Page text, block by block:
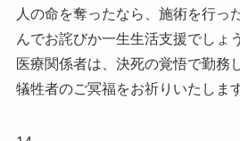
人の命を奪ったなら、施術を行っ
んでお詫びか一生生活支援でしょう
医療関係者は、決死の覚悟で勤務
犠牲者のご冥福をお祈りいたします